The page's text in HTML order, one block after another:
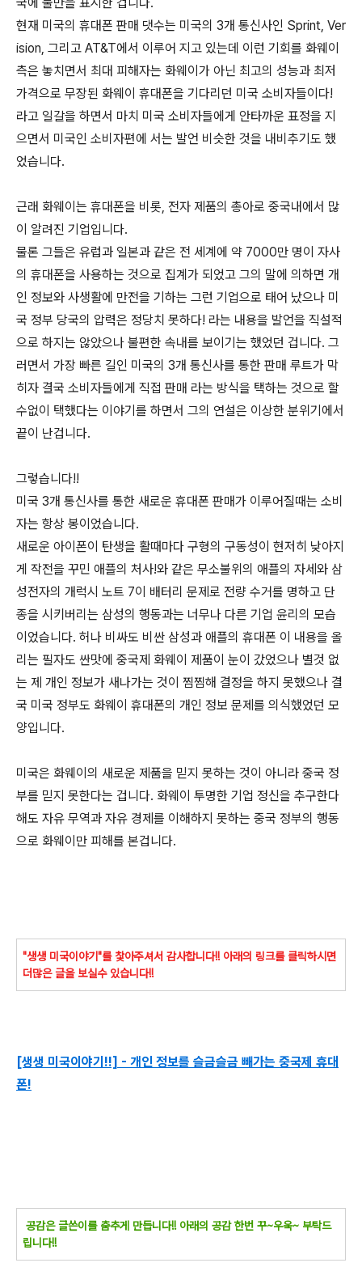
현재 미국의 휴대폰 판매 댓수는 미국의 3개 통신사인 Sprint, Ver
ision, 그리고 AT&T에서 이루어 지고 있는데 이런 기회를 화웨이
측은 놓치면서 최대 피해자는 화웨이가 아닌 최고의 성능과 최저
가격으로 무장된 화웨이 휴대폰을 기다리던 미국 소비자들이다!
라고 일갈을 하면서 마치 미국 소비자들에게 안타까운 표정을 지
으면서 미국인 소비자편에 서는 발언 비슷한 것을 내비추기도 했
었습니다.
근래 화웨이는 휴대폰을 비롯, 전자 제품의 총아로 중국내에서 많
이 알려진 기업입니다.
물론 그들은 유럽과 일본과 같은 전 세계에 약 7000만 명이 자사
의 휴대폰을 사용하는 것으로 집계가 되었고 그의 말에 의하면 개
인 정보와 사생활에 만전을 기하는 그런 기업으로 태어 났으나 미
국 정부 당국의 압력은 정당치 못하다! 라는 내용을 발언을 직설적
으로 하지는 않았으나 불편한 속내를 보이기는 했었던 겁니다. 그
러면서 가장 빠른 길인 미국의 3개 통신사를 통한 판매 루트가 막
히자 결국 소비자들에게 직접 판매 라는 방식을 택하는 것으로 할
수없이 택했다는 이야기를 하면서 그의 연설은 이상한 분위기에서
끝이 난겁니다.
그렇습니다!!
미국 3개 통신사를 통한 새로운 휴대폰 판매가 이루어질때는 소비
자는 항상 봉이었습니다.
새로운 아이폰이 탄생을 활때마다 구형의 구동성이 현저히 낮아지
게 작전을 꾸민 애플의 처사!와 같은 무소불위의 애플의 자세와 삼
성전자의 개럭시 노트 7이 배터리 문제로 전량 수거를 명하고 단
종을 시키버리는 삼성의 행동과는 너무나 다른 기업 윤리의 모습
이었습니다. 허나 비싸도 비싼 삼성과 애플의 휴대폰 이 내용을 올
리는 필자도 싼맛에 중국제 화웨이 제품이 눈이 갔었으나 별것 없
는 제 개인 정보가 새나가는 것이 찜찜해 결정을 하지 못했으나 결
국 미국 정부도 화웨이 휴대폰의 개인 정보 문제를 의식했었던 모
양입니다.
미국은 화웨이의 새로운 제품을 믿지 못하는 것이 아니라 중국 정
부를 믿지 못한다는 겁니다. 화웨이 투명한 기업 정신을 추구한다
해도 자유 무역과 자유 경제를 이해하지 못하는 중국 정부의 행동
으로 화웨이만 피해를 본겁니다.
"생생 미국이야기"를 찿아주셔서 감사합니다!! 아래의 링크를 클릭하시면
더많은 글을 보실수 있습니다!!
[생생 미국이야기!!] - 개인 정보를 슬금슬금 빼가는 중국제 휴대
폰!
공감은 글쓴이를 춤추게 만듭니다!! 아래의 공감 한번 꾸~우욱~ 부탁드
립니다!!